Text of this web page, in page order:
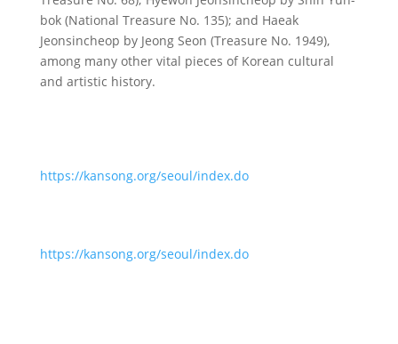
bok (National Treasure No. 135); and Haeak
Jeonsincheop by Jeong Seon (Treasure No. 1949),
among many other vital pieces of Korean cultural
and artistic history.
https://kansong.org/seoul/index.do
https://kansong.org/seoul/index.do